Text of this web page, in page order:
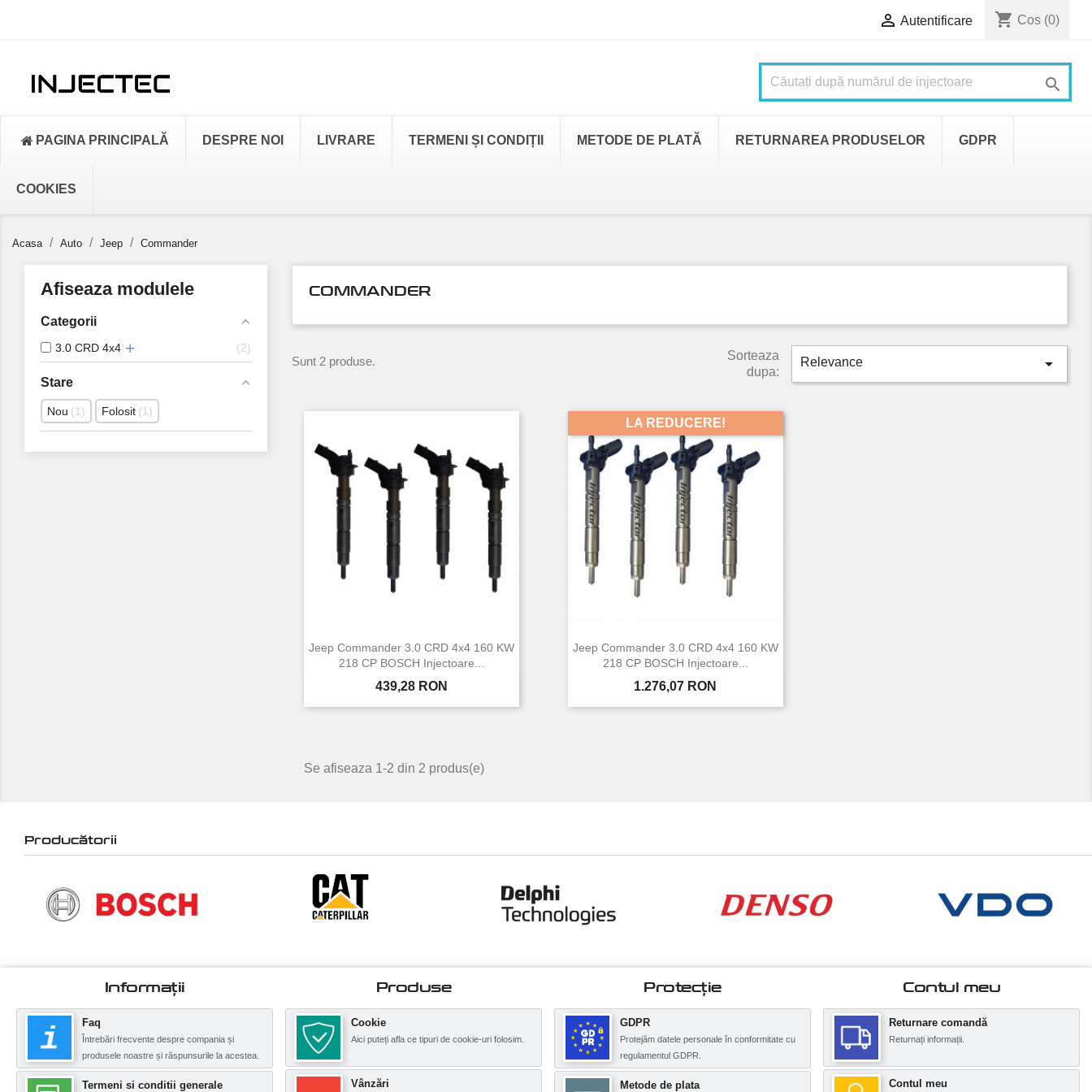
 Autentificare shopping_cart Cos (0)

PAGINA PRINCIPALĂ DESPRE NOI LIVRARE TERMENI ȘI CONDIȚII METODE DE PLATĂ RETURNAREA PRODUSELOR GDPR
COOKIES
Acasa Auto Jeep Commander
Afiseaza modulele
Categorii
3.0 CRD 4x4 2
Stare
Nou 1 Folosit 1
COMMANDER
Sunt 2 produse.
Sorteaza
dupa:
Relevance 
Jeep Commander 3.0 CRD 4x4 160 KW
218 CP BOSCH Injectoare...
Pret
439,28 RON
Vizualizare rapida
Jeep Commander 3.0 CRD 4x4 160 KW
218 CP BOSCH Injectoare...
Pret
1.276,07 RON
LA REDUCERE!
Vizualizare rapida
Se afiseaza 1-2 din 2 produs(e)
Producătorii
Informații
Faq
Întrebări frecvente despre compania și
produsele noastre și răspunsurile la acestea.
Termeni si conditii generale
Produse
Cookie
Aici puteți afla ce tipuri de cookie-uri folosim.
Vânzări
Protecţie
GDPR
Protejăm datele personale în conformitate cu
regulamentul GDPR.
Metode de plata
Contul meu
Returnare comandă
Returnați informații.
Contul meu